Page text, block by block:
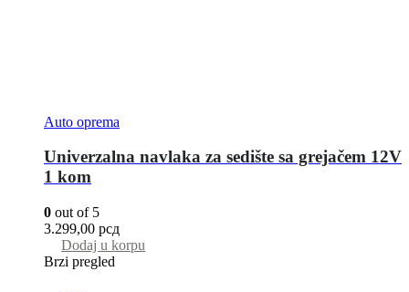
Auto oprema
Univerzalna navlaka za sedište sa grejačem 12V
1 kom
0 out of 5
3.299,00 рсд
Dodaj u korpu
Brzi pregled